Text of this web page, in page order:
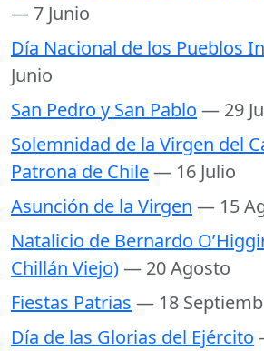
— 7 Junio
Día Nacional de los Pueblos
Junio
San Pedro y San Pablo — 29
Solemnidad de la Virgen del
Patrona de Chile— 16 Julio
Asunción de la Virgen — 15
Natalicio de Bernardo
Chillán Viejo)— 20 Agosto
Fiestas Patrias — 18
Día de las Glorias del Ejército